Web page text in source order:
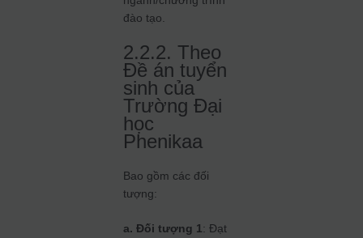
đào tạo.
2.2.2. Theo
Đề án tuyển
sinh của
Trường Đại
học
Phenikaa
Bao gồm các đối
tượng:
a. Đối tượng 1: Đạt